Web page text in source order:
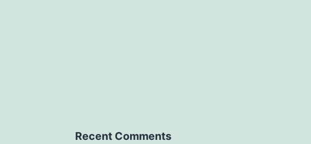
Recent Comments